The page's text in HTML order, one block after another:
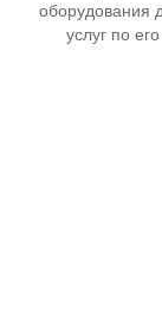
оборудования
услуг по